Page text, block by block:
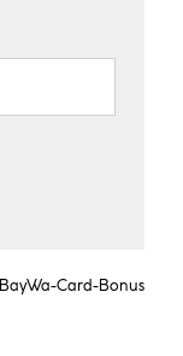
BayWa-Card-Bonus